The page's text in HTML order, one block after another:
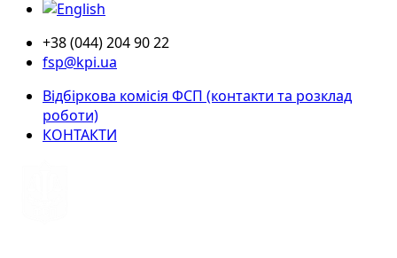
+38 (044) 204 90 22
fsp@kpi.ua
Відбіркова комісія ФСП (контакти та розклад
роботи)
КОНТАКТИ